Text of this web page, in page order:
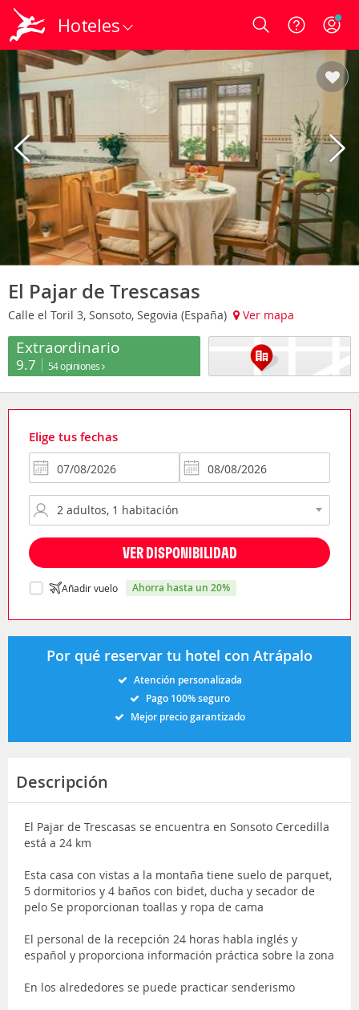
Hoteles Login
El Pajar de Trescasas
Calle el Toril 3, Sonsoto, Segovia (España) Ver mapa
Extraordinario
9.7 54 opiniones
Elige tus fechas
VER DISPONIBILIDAD
Añadir vuelo ahorra hasta un 20%
Por qué reservar tu hotel con Atrápalo
Atención personalizada
Pago 100% seguro
Mejor precio garantizado
Descripción
El Pajar de Trescasas se encuentra en Sonsoto Cercedilla
está a 24 km
Esta casa con vistas a la montaña tiene suelo de parquet,
5 dormitorios y 4 baños con bidet, ducha y secador de
pelo Se proporcionan toallas y ropa de cama
El personal de la recepción 24 horas habla inglés y
español y proporciona información práctica sobre la zona
En los alrededores se puede practicar senderismo